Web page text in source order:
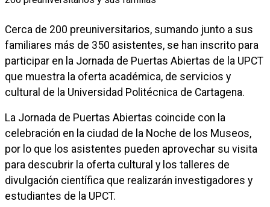
Cerca de 200 preuniversitarios, sumando junto a sus
familiares más de 350 asistentes, se han inscrito para
participar en la Jornada de Puertas Abiertas de la UPCT
que muestra la oferta académica, de servicios y
cultural de la Universidad Politécnica de Cartagena.
La Jornada de Puertas Abiertas coincide con la
celebración en la ciudad de la Noche de los Museos,
por lo que los asistentes pueden aprovechar su visita
para descubrir la oferta cultural y los talleres de
divulgación científica que realizarán investigadores y
estudiantes de la UPCT.